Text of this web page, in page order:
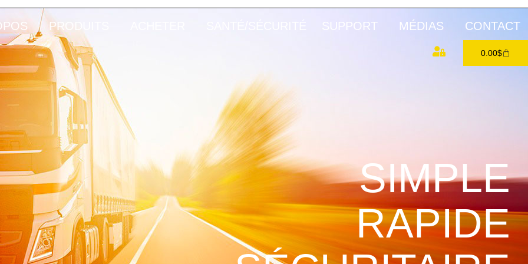
PRODUITS SUPPORT MÉDIAS CONTACT
0.00$
SIMPLE
RAPIDE